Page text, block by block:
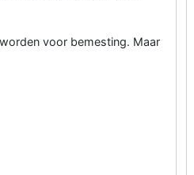
voor bemesting. Maar